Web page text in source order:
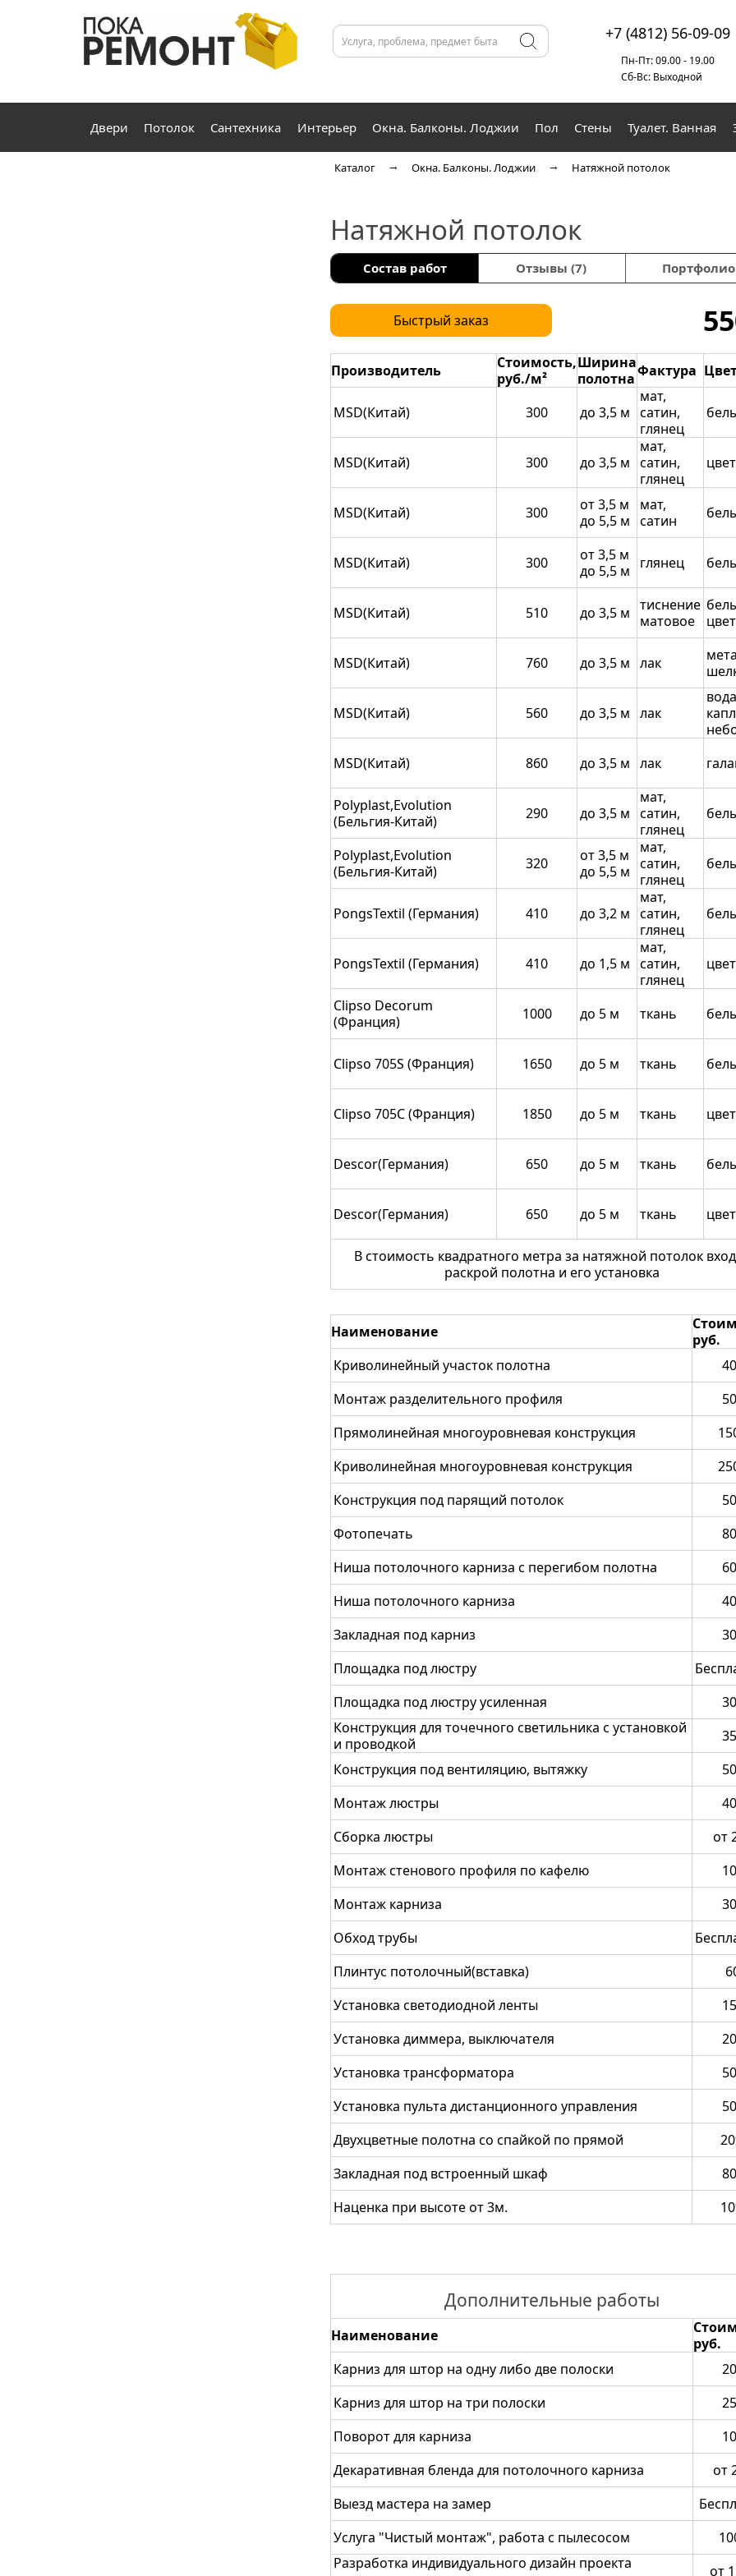
+7 (4812) 56-09-09
Пн-Пт: 09.00 - 19.00
Сб-Вс: Выходной
Двери Потолок Сантехника Интерьер Окна. Балконы. Лоджии Пол Стены Туалет. Ванная
Каталог Окна. Балконы. Лоджии Натяжной потолок
Натяжной потолок
Состав работ Отзывы (7) Портфолио
Быстрый заказ
Производитель
Стоимость,
руб./м²
Ширина
полотнаФактура
MSD(Китай) 300 до 3,5 м
мат,
сатин,
глянец
MSD(Китай) 300 до 3,5 м
мат,
сатин,
глянец
MSD(Китай) 300
от 3,5 м
до 5,5 м
мат,
сатин
MSD(Китай) 300
от 3,5 м
до 5,5 м
глянец
MSD(Китай) 510 до 3,5 м тиснение
матовое
MSD(Китай) 760 до 3,5 м лак
MSD(Китай) 560 до 3,5 м лак
MSD(Китай)
860 до 3,5 м лак
Polyplast,Evolution
(Бельгия-Китай)
290 до 3,5 м
мат,
сатин,
глянец
Polyplast,Evolution
(Бельгия-Китай)
320
от 3,5 м
до 5,5 м
мат,
сатин,
глянец
PongsTextil (Германия) 410 до 3,2 м
мат,
сатин,
глянец
PongsTextil (Германия) 410 до 1,5 м
мат,
сатин,
глянец
Clipso Decorum
(Франция)
1000 до 5 м ткань
Clipso 705S (Франция) 1650 до 5 м ткань
Clipso 705C (Франция) 1850 до 5 м ткань
Descor(Германия) 650 до 5 м ткань
Descor(Германия) 650 до 5 м ткань
В стоимость квадратного метра за натяжной потолок
раскрой полотна и его установка
Наименование
руб.
Криволинейный участок полотна
Монтаж разделительного профиля
Прямолинейная многоуровневая конструкция
Криволинейная многоуровневая конструкция
Конструкция под парящий потолок
Фотопечать
Ниша потолочного карниза с перегибом полотна
Ниша потолочного карниза
Закладная под карниз
Площадка под люстру
Площадка под люстру усиленная
Конструкция для точечного светильника с установкой
и проводкой
Конструкция под вентиляцию, вытяжку
Монтаж люстры
Сборка люстры
от
Монтаж стенового профиля по кафелю
Монтаж карниза
Обход трубы
Плинтус потолочный(вставка)
Установка светодиодной ленты
Установка диммера, выключателя
Установка трансформатора
Установка пульта дистанционного управления
Двухцветные полотна со спайкой по прямой
Закладная под встроенный шкаф
Наценка при высоте от 3м.
Дополнительные работы
Наименование
руб.
Карниз для штор на одну либо две полоски
Карниз для штор на три полоски
Поворот для карниза
Декаративная бленда для потолочного карниза
от
Выезд мастера на замер
Услуга "Чистый монтаж", работа с пылесосом
Разработка индивидуального дизайн проекта
от